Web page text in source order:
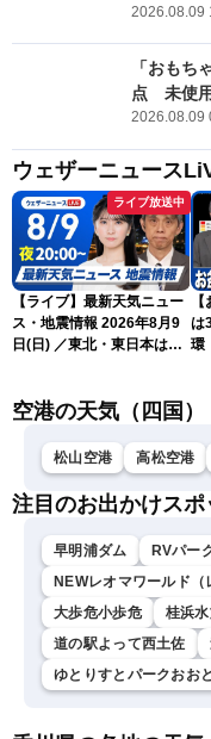
2026.08.09
「おもち
点 未使
2026.08.09
ウェザーニュース
ライブ放送中
【ライブ】最新天気ニュー
ス・地震情報 2026年8月9
日(日) ／東北・東日本は急
衣／芳野達郎〉
は
環
空港の天気（四国）
松山空港 高松空港
注目のお出かけスポ
早明浦ダム
RVパー
NEWレオマワールド（
大歩危小歩危
桂浜
道の駅よって西土佐
ゆとりすとパークおお